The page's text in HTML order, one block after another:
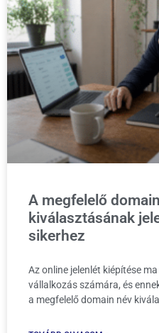
A megfelelő
kiválasztásának
sikerhez
Az online jelenlét kiépítése
vállalkozás számára, és
a megfelelő domain név